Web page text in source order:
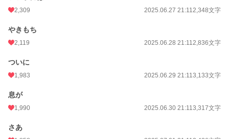
2,309 2025.06.27 21:112,348文字
やきもち
2,119 2025.06.28 21:112,836文字
ついに
1,983 2025.06.29 21:113,133文字
息が
1,990 2025.06.30 21:113,317文字
さあ